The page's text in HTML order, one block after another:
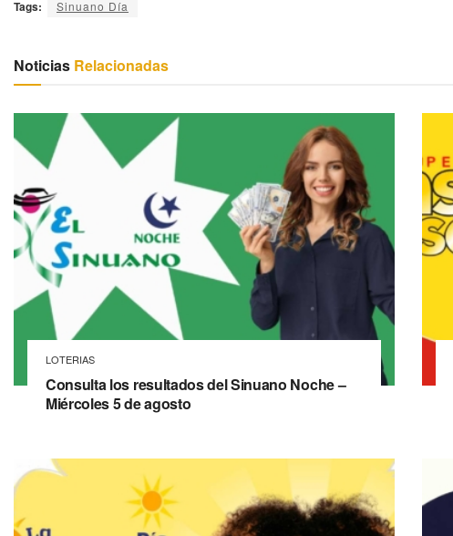
Tags: Sinuano Día
Noticias Relacionadas
LOTERIAS
Consulta los resultados del Sinuano Noche –
Miércoles 5 de agosto